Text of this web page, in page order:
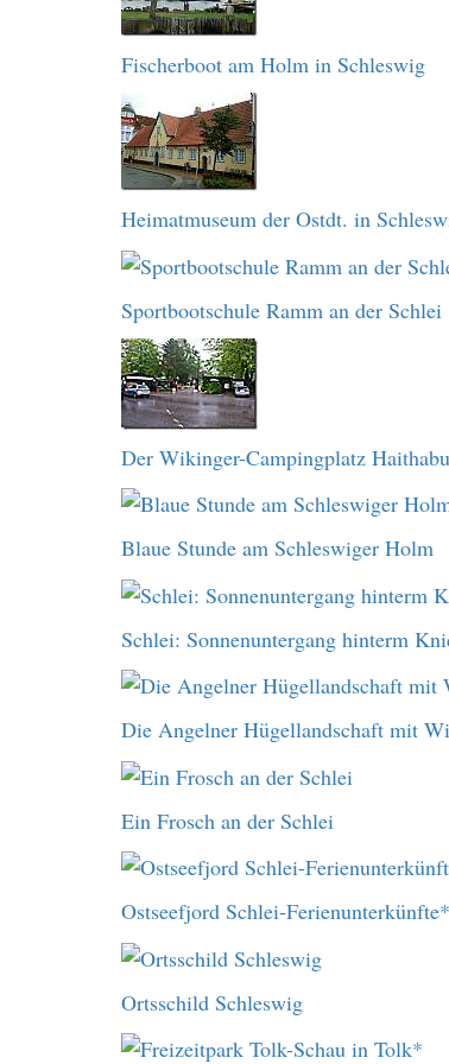
Fischerboot am Holm in Schleswig
Heimatmuseum der Ostdt. in
Sportbootschule Ramm an der Schlei
Der Wikinger-Campingplatz Haithabu
Blaue Stunde am Schleswiger Holm
Schlei: Sonnenuntergang hinterm
Die Angelner Hügellandschaft mit
Ein Frosch an der Schlei
Ostseefjord Schlei-Ferienunterkünfte*
Ortsschild Schleswig